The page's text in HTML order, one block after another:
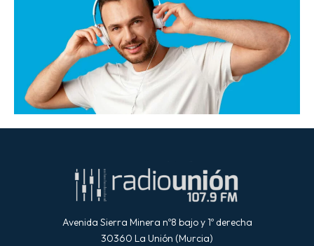
Avenida Sierra Minera nº8 bajo y 1º derecha
30360 La Unión (Murcia)